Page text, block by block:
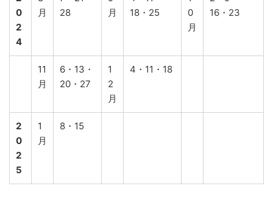
0
2
4
月
28
月
18・25
0
月
16・23
11
月
6・13・
20・27
1
2
月
4・11・18
2
0
2
5
1
月
8・15